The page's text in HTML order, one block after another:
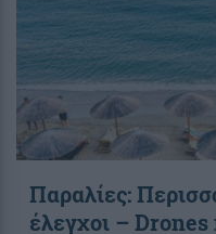
Παραλίες:
έλεγχοι – Drones